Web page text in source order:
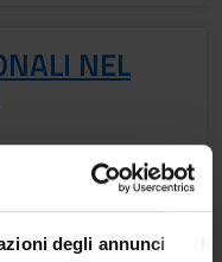
degli annunci
NEL